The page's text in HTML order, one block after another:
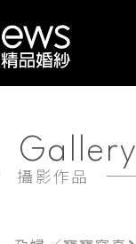
Gallery
攝影作品